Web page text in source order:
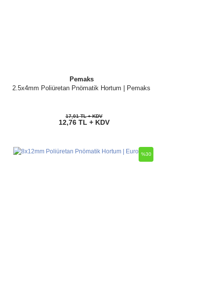
Pemaks
2.5x4mm Poliüretan Pnömatik Hortum | Pemaks
17,01 TL + KDV
12,76 TL + KDV
%30